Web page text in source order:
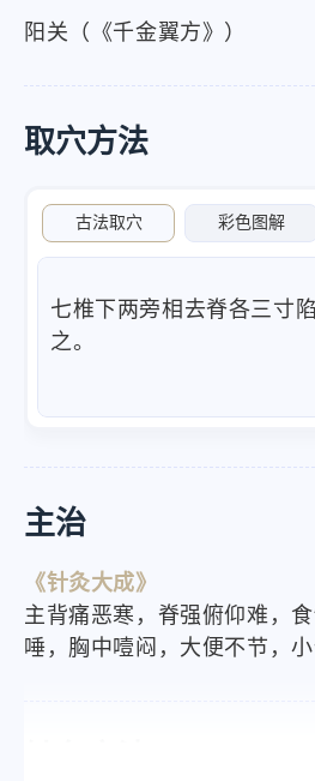
阳关（《千金翼方》）
取穴方法
古法取穴 彩色图解
七椎下两旁相去脊各三寸
之。
主治
《针灸大成》
主背痛恶寒，脊强俯仰难，
唾，胸中噎闷，大便不节，小